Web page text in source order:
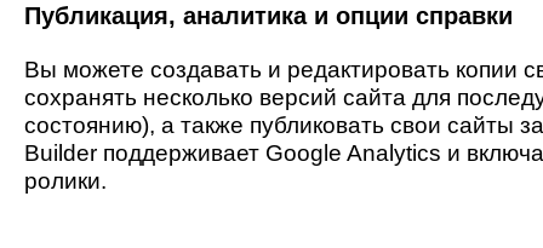
Публикация, аналитика и опции справки
Вы можете создавать и редактировать копии
сохранять несколько версий сайта для
состоянию), а также публиковать свои сайты
Builder поддерживает Google Analytics и
ролики.